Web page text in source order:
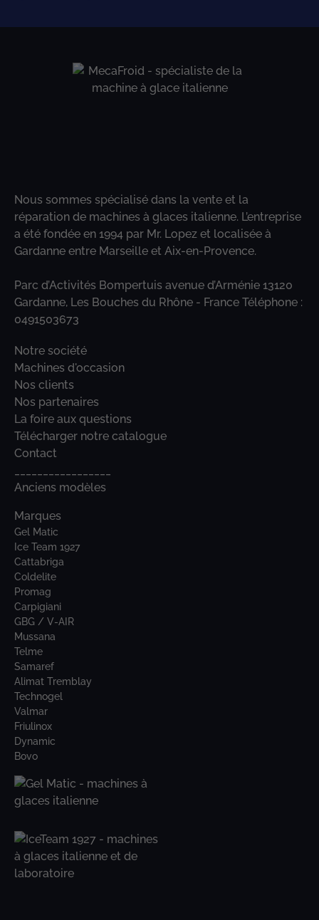
Nous sommes spécialisé dans la vente et la
réparation de machines à glaces italienne. L’entreprise
a été fondée en 1994 par Mr. Lopez et localisée à
Gardanne entre Marseille et Aix-en-Provence.
Parc d’Activités Bompertuis avenue d’Arménie 13120
Gardanne, Les Bouches du Rhône - France Téléphone :
0491503673
Notre société
Machines d'occasion
Nos clients
Nos partenaires
La foire aux questions
Télécharger notre catalogue
Contact
Anciens modèles
Marques
Gel Matic
Ice Team 1927
Cattabriga
Coldelite
Promag
Carpigiani
GBG / V-AIR
Mussana
Telme
Samaref
Alimat Tremblay
Technogel
Valmar
Friulinox
Dynamic
Bovo